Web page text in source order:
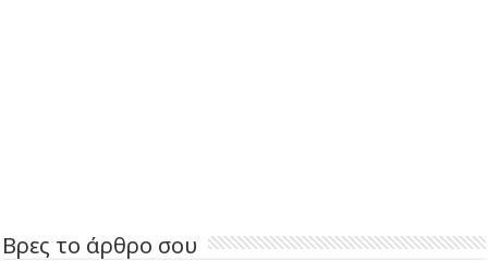
Βρες το άρθρο σου